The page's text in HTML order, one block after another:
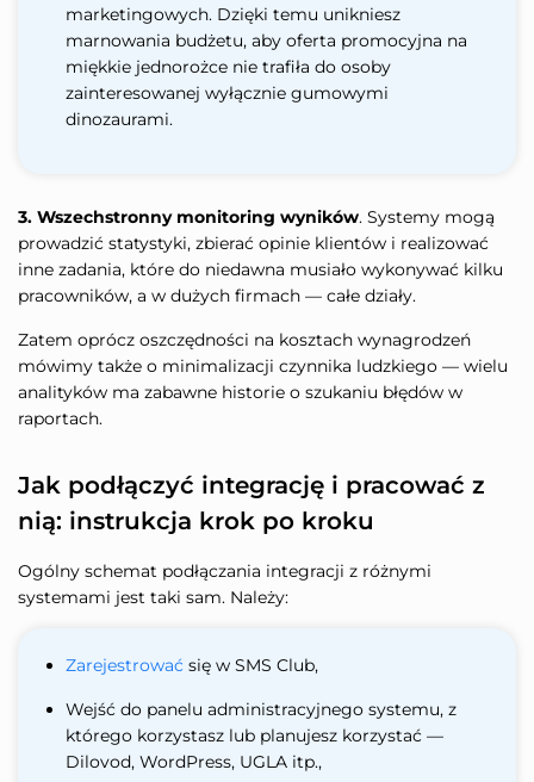
marketingowych. Dzięki temu unikniesz
marnowania budżetu, aby oferta promocyjna na
miękkie jednorożce nie trafiła do osoby
zainteresowanej wyłącznie gumowymi
dinozaurami.
3. Wszechstronny monitoring wyników. Systemy mogą
prowadzić statystyki, zbierać opinie klientów i realizować
inne zadania, które do niedawna musiało wykonywać kilku
pracowników, a w dużych firmach — całe działy.
Zatem oprócz oszczędności na kosztach wynagrodzeń
mówimy także o minimalizacji czynnika ludzkiego — wielu
analityków ma zabawne historie o szukaniu błędów w
raportach.
Jak podłączyć integrację i pracować z
nią: instrukcja krok po kroku
Ogólny schemat podłączania integracji z różnymi
systemami jest taki sam. Należy:
Zarejestrować się w SMS Club,
Wejść do panelu administracyjnego systemu, z
którego korzystasz lub planujesz korzystać —
Dilovod, WordPress, UGLA itp.,